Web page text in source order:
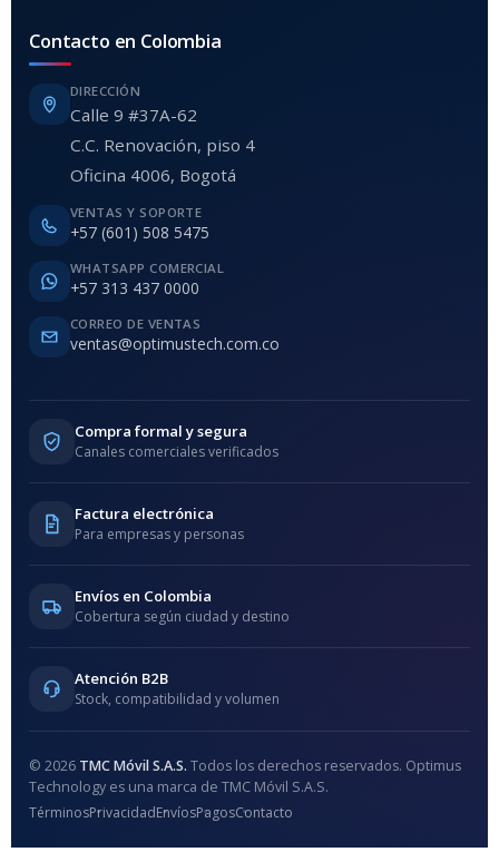
Contacto en Colombia
DIRECCIÓN
Calle 9 #37A-62
C.C. Renovación, piso 4
Oficina 4006, Bogotá
VENTAS Y SOPORTE
+57 (601) 508 5475
WHATSAPP COMERCIAL
+57 313 437 0000
CORREO DE VENTAS
ventas@optimustech.com.co
Compra formal y segura
Canales comerciales verificados
Factura electrónica
Para empresas y personas
Envíos en Colombia
Cobertura según ciudad y destino
Atención B2B
Stock, compatibilidad y volumen
© 2026 TMC Móvil S.A.S. Todos los derechos reservados. Optimus
Technology es una marca de TMC Móvil S.A.S.
TérminosPrivacidadEnvíosPagosContacto